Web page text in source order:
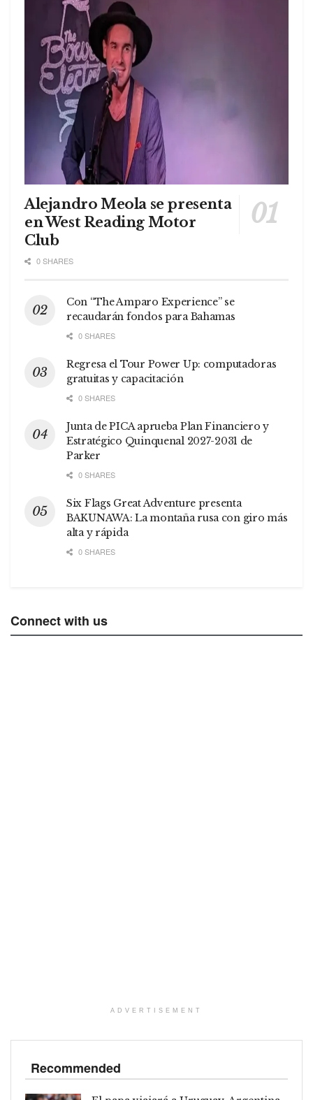
Alejandro Meola se presenta
en West Reading Motor
Club
0 SHARES
Con “The Amparo Experience” se
recaudarán fondos para Bahamas
0 SHARES
Regresa el Tour Power Up: computadoras
gratuitas y capacitación
0 SHARES
Junta de PICA aprueba Plan Financiero y
Estratégico Quinquenal 2027-2031 de
Parker
0 SHARES
Six Flags Great Adventure presenta
BAKUNAWA: La montaña rusa con giro más
alta y rápida
0 SHARES
Connect with us
ADVERTISEMENT
Recommended